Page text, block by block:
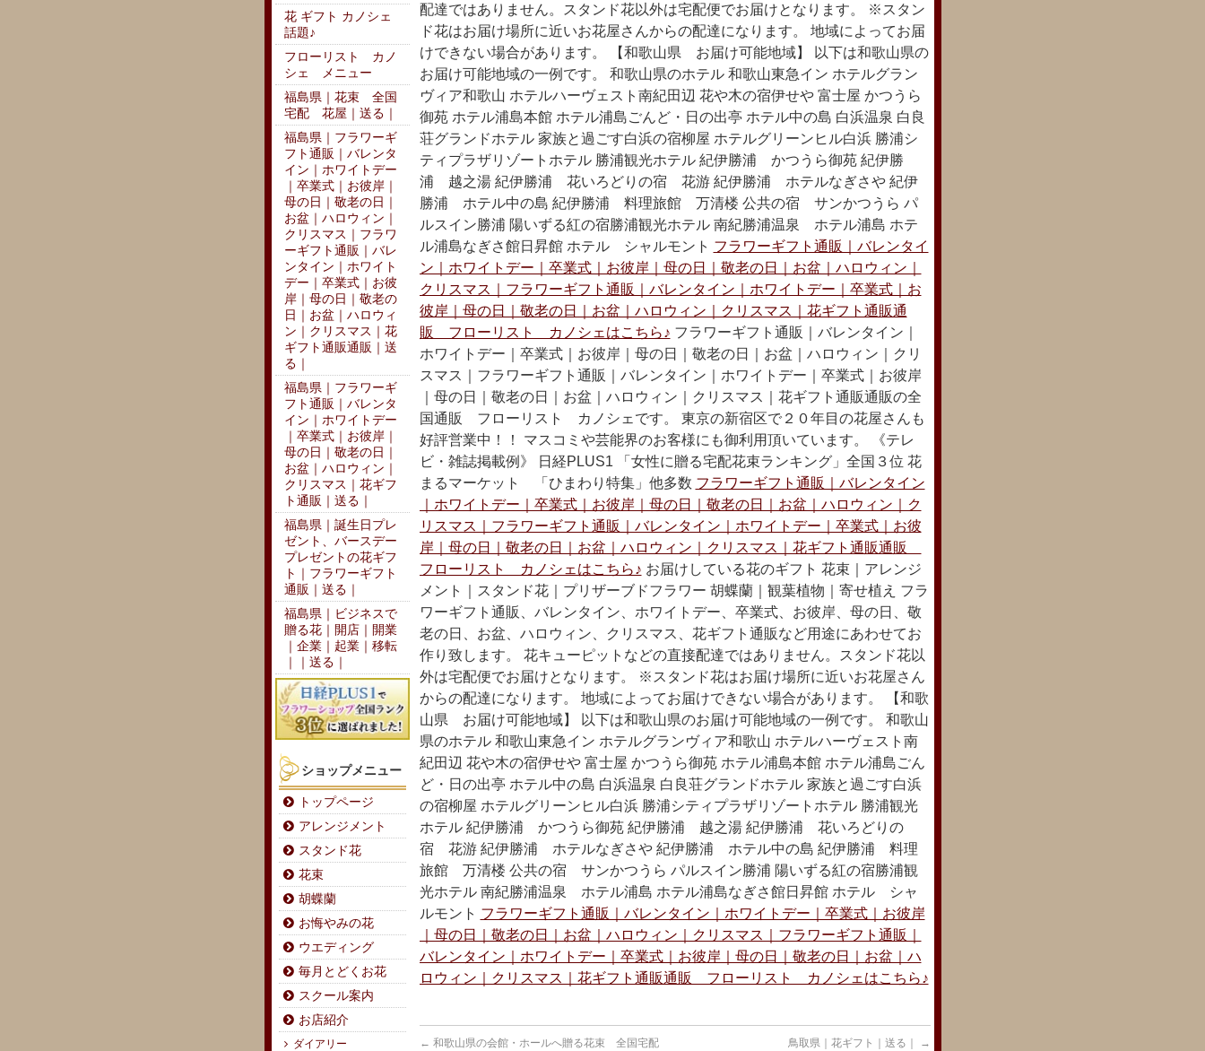
配達ではありません。スタンド花以外は宅配便でお届けとなります。 ※スタン
ド花はお届け場所に近いお花屋さんからの配達になります。 地域によってお届
けできない場合があります。 【和歌山県 お届け可能地域】 以下は和歌山県の
お届け可能地域の一例です。 和歌山県のホテル 和歌山東急イン ホテルグラン
ヴィア和歌山 ホテルハーヴェスト南紀田辺 花や木の宿伊せや 富士屋 かつうら
御苑 ホテル浦島本館 ホテル浦島ごんど・日の出亭 ホテル中の島 白浜温泉 白良
荘グランドホテル 家族と過ごす白浜の宿柳屋 ホテルグリーンヒル白浜 勝浦シ
ティプラザリゾートホテル 勝浦観光ホテル 紀伊勝浦 かつうら御苑 紀伊勝
浦 越之湯 紀伊勝浦 花いろどりの宿 花游 紀伊勝浦 ホテルなぎさや 紀伊
勝浦 ホテル中の島 紀伊勝浦 料理旅館 万清楼 公共の宿 サンかつうら パ
ルスイン勝浦 陽いずる紅の宿勝浦観光ホテル 南紀勝浦温泉 ホテル浦島 ホテ
ル浦島なぎさ館日昇館 ホテル シャルモント フラワーギフト通販｜バレンタイ
ン｜ホワイトデー｜卒業式｜お彼岸｜母の日｜敬老の日｜お盆｜ハロウィン｜
クリスマス｜フラワーギフト通販｜バレンタイン｜ホワイトデー｜卒業式｜お
彼岸｜母の日｜敬老の日｜お盆｜ハロウィン｜クリスマス｜花ギフト通販通
販 フローリスト カノシェはこちら♪ フラワーギフト通販｜バレンタイン｜
ホワイトデー｜卒業式｜お彼岸｜母の日｜敬老の日｜お盆｜ハロウィン｜クリ
スマス｜フラワーギフト通販｜バレンタイン｜ホワイトデー｜卒業式｜お彼岸
｜母の日｜敬老の日｜お盆｜ハロウィン｜クリスマス｜花ギフト通販通販の全
国通販 フローリスト カノシェです。 東京の新宿区で２０年目の花屋さんも
好評営業中！！ マスコミや芸能界のお客様にも御利用頂いています。 《テレ
ビ・雑誌掲載例》 日経PLUS1 「女性に贈る宅配花束ランキング」全国３位 花
まるマーケット 「ひまわり特集」他多数 フラワーギフト通販｜バレンタイン
｜ホワイトデー｜卒業式｜お彼岸｜母の日｜敬老の日｜お盆｜ハロウィン｜ク
リスマス｜フラワーギフト通販｜バレンタイン｜ホワイトデー｜卒業式｜お彼
岸｜母の日｜敬老の日｜お盆｜ハロウィン｜クリスマス｜花ギフト通販通販
フローリスト カノシェはこちら♪ お届けしている花のギフト 花束｜アレンジ
メント｜スタンド花｜プリザーブドフラワー 胡蝶蘭｜観葉植物｜寄せ植え フラ
ワーギフト通販、バレンタイン、ホワイトデー、卒業式、お彼岸、母の日、敬
老の日、お盆、ハロウィン、クリスマス、花ギフト通販など用途にあわせてお
作り致します。 花キューピットなどの直接配達ではありません。スタンド花以
外は宅配便でお届けとなります。 ※スタンド花はお届け場所に近いお花屋さん
からの配達になります。 地域によってお届けできない場合があります。 【和歌
山県 お届け可能地域】 以下は和歌山県のお届け可能地域の一例です。 和歌山
県のホテル 和歌山東急イン ホテルグランヴィア和歌山 ホテルハーヴェスト南
紀田辺 花や木の宿伊せや 富士屋 かつうら御苑 ホテル浦島本館 ホテル浦島ごん
ど・日の出亭 ホテル中の島 白浜温泉 白良荘グランドホテル 家族と過ごす白浜
の宿柳屋 ホテルグリーンヒル白浜 勝浦シティプラザリゾートホテル 勝浦観光
ホテル 紀伊勝浦 かつうら御苑 紀伊勝浦 越之湯 紀伊勝浦 花いろどりの
宿 花游 紀伊勝浦 ホテルなぎさや 紀伊勝浦 ホテル中の島 紀伊勝浦 料理
旅館 万清楼 公共の宿 サンかつうら パルスイン勝浦 陽いずる紅の宿勝浦観
光ホテル 南紀勝浦温泉 ホテル浦島 ホテル浦島なぎさ館日昇館 ホテル シャ
ルモント フラワーギフト通販｜バレンタイン｜ホワイトデー｜卒業式｜お彼岸
｜母の日｜敬老の日｜お盆｜ハロウィン｜クリスマス｜フラワーギフト通販｜
バレンタイン｜ホワイトデー｜卒業式｜お彼岸｜母の日｜敬老の日｜お盆｜ハ
ロウィン｜クリスマス｜花ギフト通販通販 フローリスト カノシェはこちら♪
← 和歌山県の会館・ホールへ贈る花束 全国宅配
鳥取県｜花ギフト｜送る｜ →
花 ギフト カノシェ
話題♪
フローリスト カノ
シェ メニュー
福島県｜花束 全国
宅配 花屋｜送る｜
福島県｜フラワーギ
フト通販｜バレンタ
イン｜ホワイトデー
｜卒業式｜お彼岸｜
母の日｜敬老の日｜
お盆｜ハロウィン｜
クリスマス｜フラワ
ーギフト通販｜バレ
ンタイン｜ホワイト
デー｜卒業式｜お彼
岸｜母の日｜敬老の
日｜お盆｜ハロウィ
ン｜クリスマス｜花
ギフト通販通販｜送
る｜
福島県｜フラワーギ
フト通販｜バレンタ
イン｜ホワイトデー
｜卒業式｜お彼岸｜
母の日｜敬老の日｜
お盆｜ハロウィン｜
クリスマス｜花ギフ
ト通販｜送る｜
福島県｜誕生日プレ
ゼント、バースデー
プレゼントの花ギフ
ト｜フラワーギフト
通販｜送る｜
福島県｜ビジネスで
贈る花｜開店｜開業
｜企業｜起業｜移転
｜｜送る｜
ショップメニュー
トップページ
アレンジメント
スタンド花
花束
胡蝶蘭
お悔やみの花
ウエディング
毎月とどくお花
スクール案内
お店紹介
ダイアリー